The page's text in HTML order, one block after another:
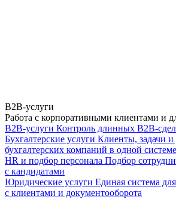
B2B-услуги
Работа с корпоративными клиентами и
B2B-услуги Контроль длинных B2B-
Бухгалтерские услуги Клиенты, задачи
бухгалтерских компаний в одной системе
HR и подбор персонала Подбор
с кандидатами
Юридические услуги Единая система
с клиентами и документооборота